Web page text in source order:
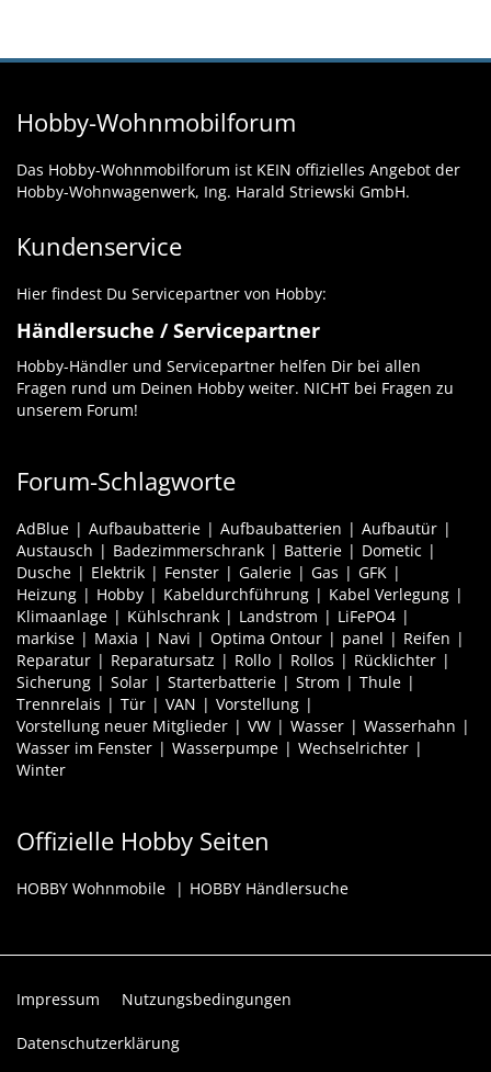
Hobby-Wohnmobilforum
Das Hobby-Wohnmobilforum ist KEIN offizielles Angebot der
Hobby-Wohnwagenwerk, Ing. Harald Striewski GmbH.
Kundenservice
Hier findest Du Servicepartner von Hobby:
Händlersuche / Servicepartner
Hobby-Händler und Servicepartner helfen Dir bei allen
Fragen rund um Deinen Hobby weiter. NICHT bei Fragen zu
unserem Forum!
Forum-Schlagworte
AdBlue Aufbaubatterie Aufbaubatterien
Aufbautür
Austausch
Badezimmerschrank Batterie
Dometic
Dusche
Elektrik Fenster Galerie Gas
GFK
Heizung
Hobby Kabeldurchführung
Kabel Verlegung
Klimaanlage
Kühlschrank Landstrom
LiFePO4
markise
Maxia Navi Optima Ontour panel
Reifen
Reparatur
Reparatursatz Rollo Rollos
Rücklichter
Sicherung
Solar Starterbatterie Strom
Thule
Trennrelais
Tür VAN
Vorstellung
Vorstellung neuer Mitglieder
VW Wasser
Wasserhahn
Wasser im Fenster
Wasserpumpe
Wechselrichter
Winter
Offizielle Hobby Seiten
HOBBY Wohnmobile HOBBY Händlersuche
Impressum Nutzungsbedingungen
Datenschutzerklärung